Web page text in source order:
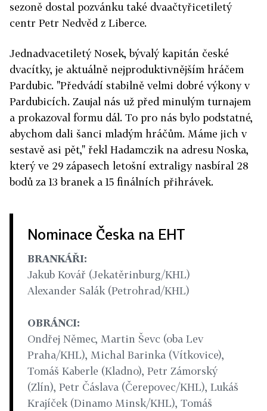
sezoně dostal pozvánku také dvaačtyřicetiletý
centr Petr Nedvěd z Liberce.
Jednadvacetiletý Nosek, bývalý kapitán české
dvacítky, je aktuálně nejproduktivnějším hráčem
Pardubic. "Předvádí stabilně velmi dobré výkony v
Pardubicích. Zaujal nás už před minulým turnajem
a prokazoval formu dál. To pro nás bylo podstatné,
abychom dali šanci mladým hráčům. Máme jich v
sestavě asi pět," řekl Hadamczik na adresu Noska,
který ve 29 zápasech letošní extraligy nasbíral 28
bodů za 13 branek a 15 finálních přihrávek.
Nominace Česka na EHT
BRANKÁŘI:
Jakub Kovář (Jekatěrinburg/KHL)
Alexander Salák (Petrohrad/KHL)
OBRÁNCI:
Ondřej Němec, Martin Ševc (oba Lev
Praha/KHL), Michal Barinka (Vítkovice),
Tomáš Kaberle (Kladno), Petr Zámorský
(Zlín), Petr Čáslava (Čerepovec/KHL), Lukáš
Krajíček (Dinamo Minsk/KHL), Tomáš